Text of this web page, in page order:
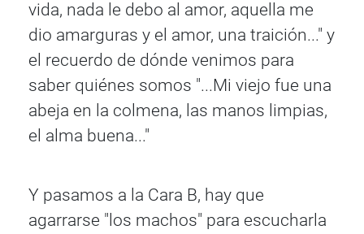
vida, nada le debo al amor, aquella me
dio amarguras y el amor, una traición..." y
el recuerdo de dónde venimos para
saber quiénes somos "...Mi viejo fue una
abeja en la colmena, las manos limpias,
el alma buena..."
Y pasamos a la Cara B, hay que
agarrarse "los machos" para escucharla